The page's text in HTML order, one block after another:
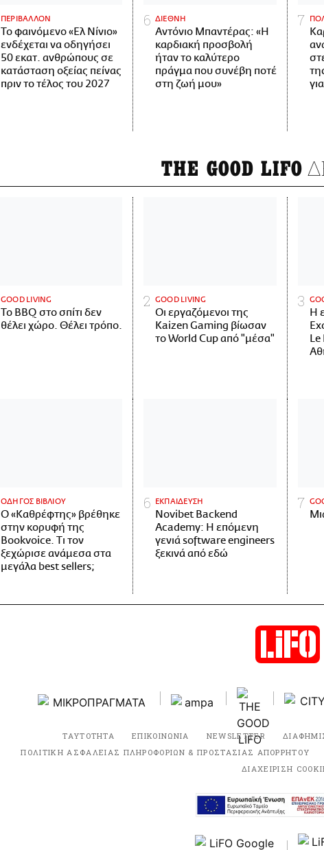
ΠΕΡΙΒΑΛΛΟΝ
Το φαινόμενο «Ελ Νίνιο»
ενδέχεται να οδηγήσει
50 εκατ. ανθρώπους σε
κατάσταση οξείας πείνας
πριν το τέλος του 2027
ΔΙΕΘΝΗ
Αντόνιο Μπαντέρας: «Η
καρδιακή προσβολή
ήταν το καλύτερο
πράγμα που συνέβη ποτέ
στη ζωή μου»
THE GOOD LIFO
GOOD LIVING
Το BBQ στο σπίτι δεν
θέλει χώρο. Θέλει τρόπο.
GOOD LIVING
Οι εργαζόμενοι της
Kaizen Gaming βίωσαν
το World Cup από "μέσα"
Η
ΟΔΗΓΟΣ ΒΙΒΛΙΟΥ
Ο «Καθρέφτης» βρέθηκε
στην κορυφή της
Bookvoice. Τι τον
ξεχώρισε ανάμεσα στα
μεγάλα best sellers;
ΕΚΠΑΙΔΕΥΣΗ
Novibet Backend
Academy: Η επόμενη
γενιά software engineers
ξεκινά από εδώ
ΤΑΥΤΟΤΗΤΑ ΕΠΙΚΟΙΝΩΝΙΑ NEWSLETTER
ΠΟΛΙΤΙΚΗ ΑΣΦΑΛΕΙΑΣ ΠΛΗΡΟΦΟΡΙΩΝ & ΠΡΟΣΤΑΣΙΑΣ ΑΠΟΡΡΗΤΟΥ
ΔΙΑΧΕΙΡΙΣΗ